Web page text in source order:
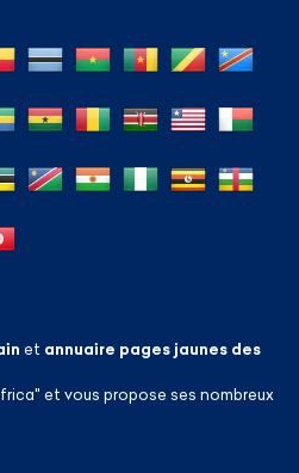
et annuaire pages jaunes des
et vous propose ses nombreux